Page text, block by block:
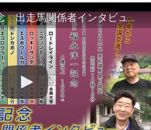
第１６回福永洋一記念 出走馬関係者インタビュー 高知所属調教師編